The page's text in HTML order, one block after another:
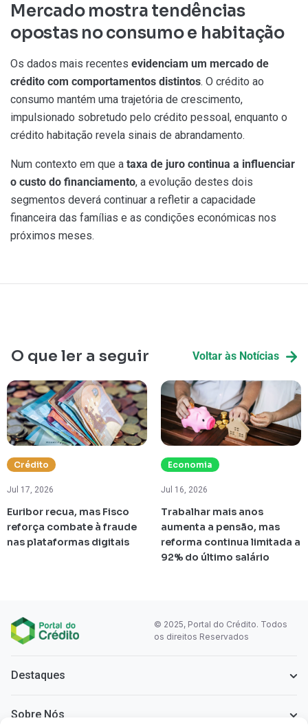
Mercado mostra tendências
opostas no consumo e habitação
Os dados mais recentes evidenciam um mercado de
crédito com comportamentos distintos. O crédito ao
consumo mantém uma trajetória de crescimento,
impulsionado sobretudo pelo crédito pessoal, enquanto o
crédito habitação revela sinais de abrandamento.
Num contexto em que a taxa de juro continua a influenciar
o custo do financiamento, a evolução destes dois
segmentos deverá continuar a refletir a capacidade
financeira das famílias e as condições económicas nos
próximos meses.
O que ler a seguir Voltar às Notícias
Crédito
Jul 17, 2026
Euribor recua, mas Fisco
reforça combate à fraude
nas plataformas digitais
Economia
Jul 16, 2026
Trabalhar mais anos
aumenta a pensão, mas
reforma continua limitada a
92% do último salário
© 2025, Portal do Crédito. Todos
os direitos Reservados
Destaques
Sobre Nós